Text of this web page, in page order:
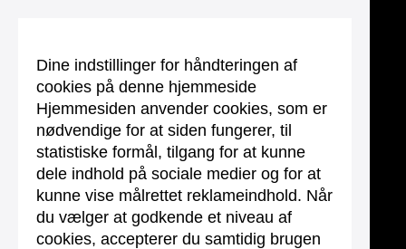
Dine indstillinger for håndteringen af
cookies på denne hjemmeside
Hjemmesiden anvender cookies, som er
nødvendige for at siden fungerer, til
statistiske formål, tilgang for at kunne
dele indhold på sociale medier og for at
kunne vise målrettet reklameindhold. Når
du vælger at godkende et niveau af
cookies, accepterer du samtidig brugen